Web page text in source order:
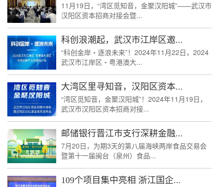
11月19日，“湾区觅知音，金聚汉阳城”——武汉市
汉阳区资本招商对接会暨...
科创浪潮起，武汉市江岸区邀...
“科创金岸・逐浪未来”！2024年11月22日，2024
武汉市江岸区・粤港澳大...
大湾区里寻知音，汉阳区资本...
“湾区觅知音，金聚汉阳城”！2024年11月19日，
武汉市汉阳区资本招商对接...
邮储银行晋江市支行深耕金融...
7月20日，为期3天的第八届海峡两岸食品交易会
暨第十一届闽台（泉州）食品...
109个项目集中亮相 浙江国企...